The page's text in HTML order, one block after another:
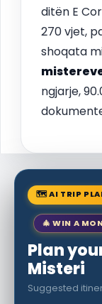
ditën E
270 vjet,
shoqata
ngjarje,
🗺 AI TRIP
🎄 WIN A
Plan
Misteri
Suggested